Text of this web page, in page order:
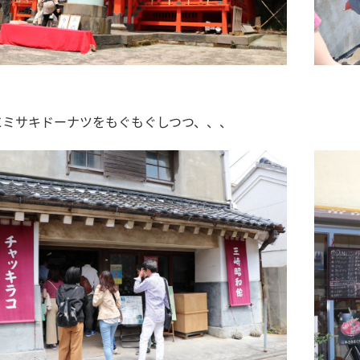
サキドーナツをもぐもぐしつつ、、、